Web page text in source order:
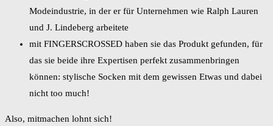
Modeindustrie, in der er für Unternehmen wie Ralph Lauren
und J. Lindeberg arbeitete
mit FINGERSCROSSED haben sie das Produkt gefunden, für
das sie beide ihre Expertisen perfekt zusammenbringen
können: stylische Socken mit dem gewissen Etwas und dabei
nicht too much!
Also, mitmachen lohnt sich!